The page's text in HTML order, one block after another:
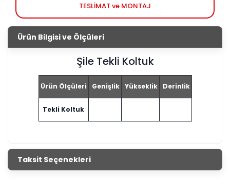
TESLİMAT ve MONTAJ
Ürün Bilgisi ve Ölçüleri
Şile Tekli Koltuk
Ürün Ölçüleri Genişlik Yükseklik Derinlik
Tekli Koltuk
Taksit Seçenekleri